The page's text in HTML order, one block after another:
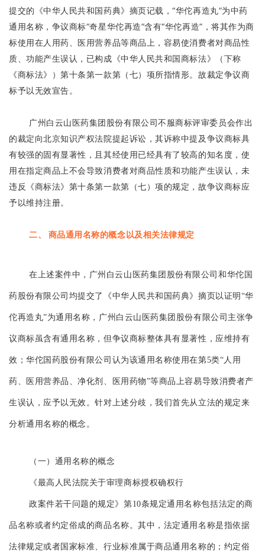
提交的《中华人民共和国药典》摘页记载，“华佗再造丸”为中药
通用名称，争议商标“奇星华佗再造”含有“华佗再造”，将其作为商
标使用在人用药、医用营养品等商品上，容易使消费者对商品性
质、功能产生误认，已构成《中华人民共和国商标法》（下称
《商标法》）第十条第一款第（七）项所指情形。故裁定争议商
标予以无效宣告。
广州白云山医药集团股份有限公司不服商标评审委员会作出
的裁定向北京知识产权法院提起诉讼，其诉称中提及争议商标具
有较强的固有显著性，且其经使用已经具有了较高的知名度，使
用在指定商品上不会导致消费者对商品性质和功能产生误认，未
违反《商标法》第十条第一款第（七）项的规定，故争议商标应
予以维持注册。
二、 商品通用名称的概念以及相关法律规定
在上述案件中，广州白云山医药集团股份有限公司和华佗国
药股份有限公司均提交了《中华人民共和国药典》摘页以证明“华
佗再造丸”为通用名称，广州白云山医药集团股份有限公司主张争
议商标虽含有通用名称，但争议商标整体具有显著性，应维持有
效；华佗国药股份有限公司认为该通用名称使用在第5类“人用
药、医用营养品、净化剂、医用药物”等商品上容易导致消费者产
生误认，应予以无效。针对上述分歧，我们首先从立法的规定来
分析通用名称的概念。
（一）通用名称的概念
《最高人民法院关于审理商标授权确权行
政案件若干问题的规定》第10条规定通用名称包括法定的商
品名称或者约定俗成的商品名称。其中，法定通用名称是指依据
法律规定或者国家标准、行业标准属于商品通用名称的；约定俗